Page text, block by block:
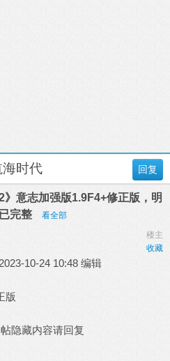
回复
海时代
意志加强版1.9F4+修正版，明
完整
看全部
楼主
收藏
10-24 10:48 编辑
版
隐藏内容请回复